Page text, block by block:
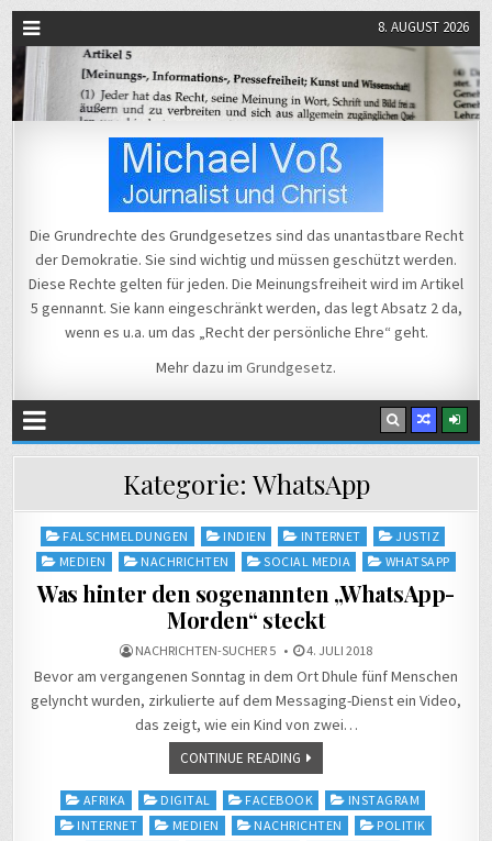
8. AUGUST 2026
Michael Voß
Die Grundrechte des Grundgesetzes sind das unantastbare Recht
der Demokratie. Sie sind wichtig und müssen geschützt werden.
Diese Rechte gelten für jeden. Die Meinungsfreiheit wird im Artikel
5 gennannt. Sie kann eingeschränkt werden, das legt Absatz 2 da,
wenn es u.a. um das „Recht der persönliche Ehre“ geht.
Mehr dazu im Grundgesetz.
Kategorie: WhatsApp
Posted
in
FALSCHMELDUNGEN INDIEN INTERNET
JUSTIZ
MEDIEN
NACHRICHTEN SOCIAL MEDIA WHATSAPP
Was hinter den sogenannten „WhatsApp-
Morden“ steckt
NACHRICHTEN-SUCHER 5 4. JULI 2018
Bevor am vergangenen Sonntag in dem Ort Dhule fünf Menschen
gelyncht wurden, zirkulierte auf dem Messaging-Dienst ein Video,
das zeigt, wie ein Kind von zwei…
CONTINUE READING
Posted
in
AFRIKA DIGITAL FACEBOOK
INSTAGRAM
INTERNET
MEDIEN NACHRICHTEN
POLITIK